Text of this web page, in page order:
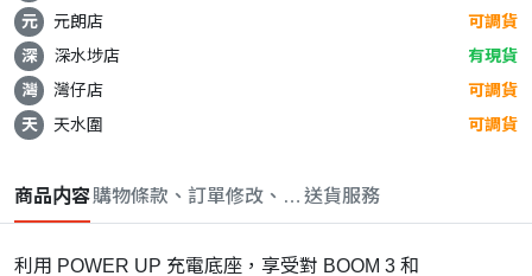
元
元朗店
可調貨
深
深水埗店
有現貨
灣
灣仔店
可調貨
天
天水圍 可調貨
商品内容購物條款、訂單修改、取消與退款政策
送貨服務
利用 POWER UP 充電底座，享受對 BOOM 3 和